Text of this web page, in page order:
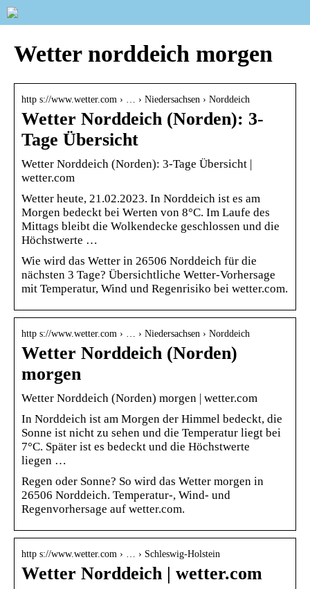
Wetter norddeich morgen
http s://www.wetter.com › … › Niedersachsen › Norddeich
Wetter Norddeich (Norden): 3-
Tage Übersicht
Wetter Norddeich (Norden): 3-Tage Übersicht |
wetter.com
Wetter heute, 21.02.2023. In Norddeich ist es am
Morgen bedeckt bei Werten von 8°C. Im Laufe des
Mittags bleibt die Wolkendecke geschlossen und die
Höchstwerte …
Wie wird das Wetter in 26506 Norddeich für die
nächsten 3 Tage? Übersichtliche Wetter-Vorhersage
mit Temperatur, Wind und Regenrisiko bei wetter.com.
http s://www.wetter.com › … › Niedersachsen › Norddeich
Wetter Norddeich (Norden)
morgen
Wetter Norddeich (Norden) morgen | wetter.com
In Norddeich ist am Morgen der Himmel bedeckt, die
Sonne ist nicht zu sehen und die Temperatur liegt bei
7°C. Später ist es bedeckt und die Höchstwerte
liegen …
Regen oder Sonne? So wird das Wetter morgen in
26506 Norddeich. Temperatur-, Wind- und
Regenvorhersage auf wetter.com.
http s://www.wetter.com › … › Schleswig-Holstein
Wetter Norddeich | wetter.com